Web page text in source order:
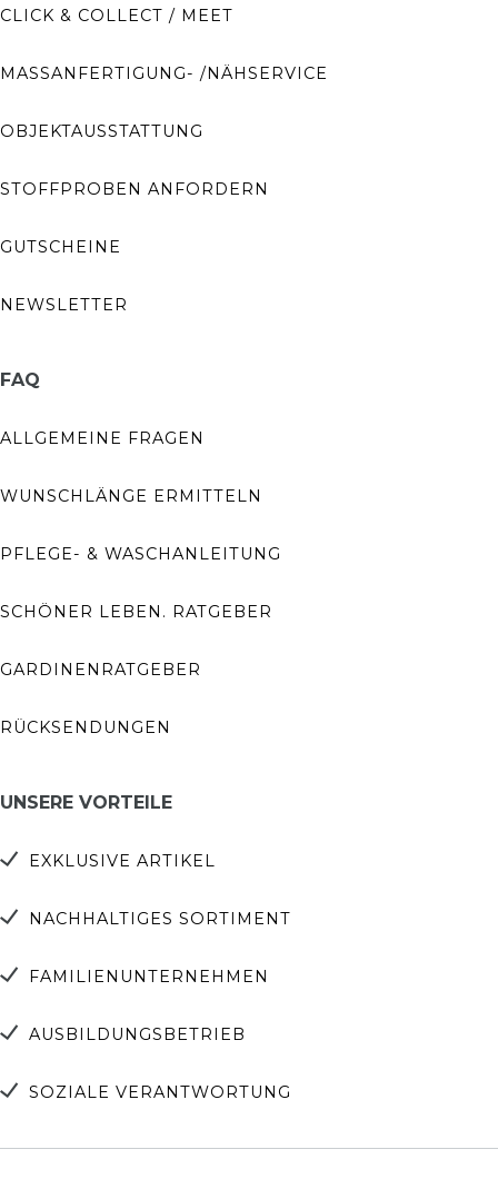
CLICK & COLLECT / MEET
MASSANFERTIGUNG- /NÄHSERVICE
OBJEKTAUSSTATTUNG
STOFFPROBEN ANFORDERN
GUTSCHEINE
NEWSLETTER
FAQ
ALLGEMEINE FRAGEN
WUNSCHLÄNGE ERMITTELN
PFLEGE- & WASCHANLEITUNG
SCHÖNER LEBEN. RATGEBER
GARDINENRATGEBER
RÜCKSENDUNGEN
UNSERE VORTEILE
EXKLUSIVE ARTIKEL
NACHHALTIGES SORTIMENT
FAMILIENUNTERNEHMEN
AUSBILDUNGSBETRIEB
SOZIALE VERANTWORTUNG